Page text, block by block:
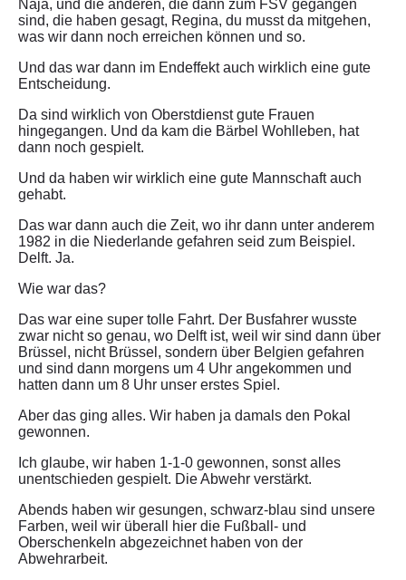
Naja, und die anderen, die dann zum FSV gegangen
sind, die haben gesagt, Regina, du musst da mitgehen,
was wir dann noch erreichen können und so.
Und das war dann im Endeffekt auch wirklich eine gute
Entscheidung.
Da sind wirklich von Oberstdienst gute Frauen
hingegangen. Und da kam die Bärbel Wohlleben, hat
dann noch gespielt.
Und da haben wir wirklich eine gute Mannschaft auch
gehabt.
Das war dann auch die Zeit, wo ihr dann unter anderem
1982 in die Niederlande gefahren seid zum Beispiel.
Delft. Ja.
Wie war das?
Das war eine super tolle Fahrt. Der Busfahrer wusste
zwar nicht so genau, wo Delft ist, weil wir sind dann über
Brüssel, nicht Brüssel, sondern über Belgien gefahren
und sind dann morgens um 4 Uhr angekommen und
hatten dann um 8 Uhr unser erstes Spiel.
Aber das ging alles. Wir haben ja damals den Pokal
gewonnen.
Ich glaube, wir haben 1-1-0 gewonnen, sonst alles
unentschieden gespielt. Die Abwehr verstärkt.
Abends haben wir gesungen, schwarz-blau sind unsere
Farben, weil wir überall hier die Fußball- und
Oberschenkeln abgezeichnet haben von der
Abwehrarbeit.